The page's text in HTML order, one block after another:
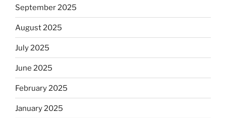
September 2025
August 2025
July 2025
June 2025
February 2025
January 2025